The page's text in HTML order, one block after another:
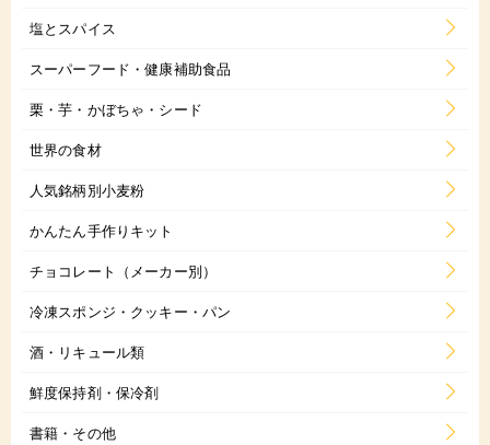
塩とスパイス
スーパーフード・健康補助食品
栗・芋・かぼちゃ・シード
世界の食材
人気銘柄別小麦粉
かんたん手作りキット
チョコレート（メーカー別）
冷凍スポンジ・クッキー・パン
酒・リキュール類
鮮度保持剤・保冷剤
書籍・その他